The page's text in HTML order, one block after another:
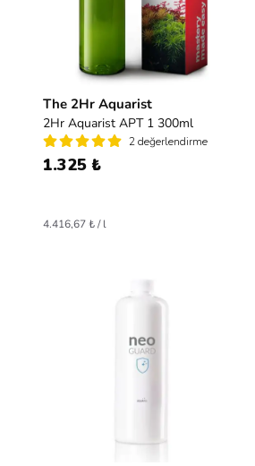
The 2Hr Aquarist
2Hr Aquarist APT 1 300ml
2 değerlendirme
1.325 ₺
4.416,67 ₺ / l